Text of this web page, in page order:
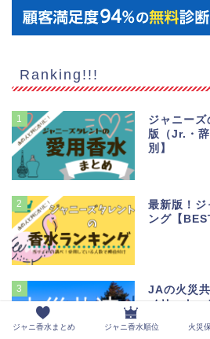
Ranking!!!
1
ジャニー
版（Jr.・
別】
2
最新版！ジ
ング【
3
JAの火災
メリット
ジャニ香水まとめ ジャニ香水順位 火災